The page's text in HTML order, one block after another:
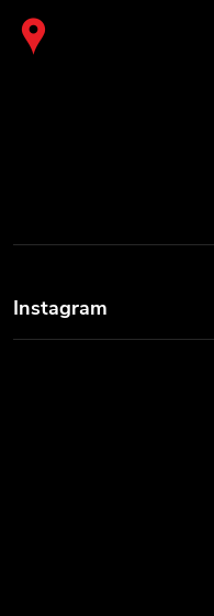
Instagram